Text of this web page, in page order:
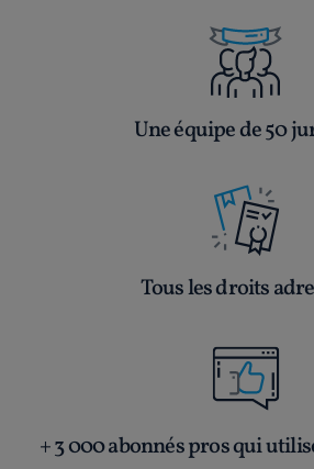
Une équipe de 50
Tous les droits
+ 3 000 abonnés pros qui